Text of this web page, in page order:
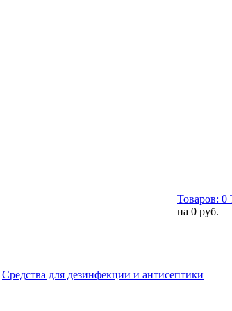
Товаров: 0
на 0 руб.
Средства для дезинфекции и антисептики